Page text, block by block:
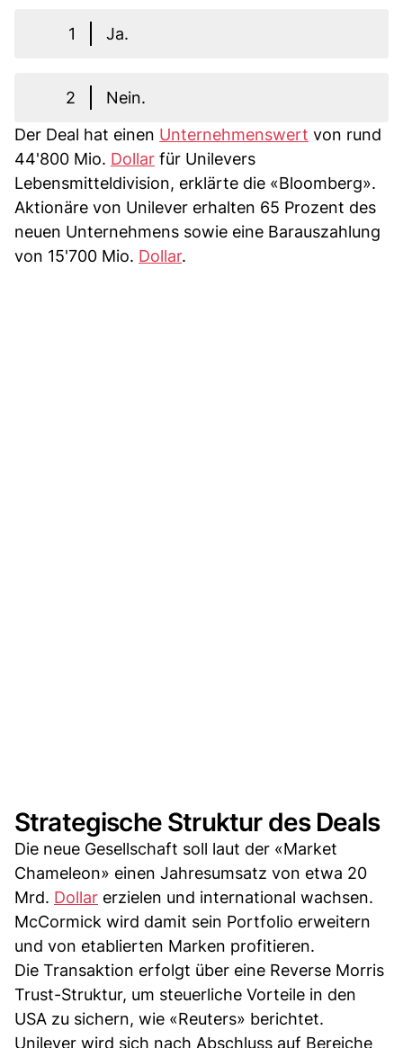
1 Ja.
2
Nein.
Der Deal hat einen Unternehmenswert von rund
44'800 Mio. Dollar für Unilevers
Lebensmitteldivision, erklärte die «Bloomberg».
Aktionäre von Unilever erhalten 65 Prozent des
neuen Unternehmens sowie eine Barauszahlung
von 15'700 Mio. Dollar.
Strategische Struktur des Deals
Die neue Gesellschaft soll laut der «Market
Chameleon» einen Jahresumsatz von etwa 20
Mrd. Dollar erzielen und international wachsen.
McCormick wird damit sein Portfolio erweitern
und von etablierten Marken profitieren.
Die Transaktion erfolgt über eine Reverse Morris
Trust-Struktur, um steuerliche Vorteile in den
USA zu sichern, wie «Reuters» berichtet.
Unilever wird sich nach Abschluss auf Bereiche